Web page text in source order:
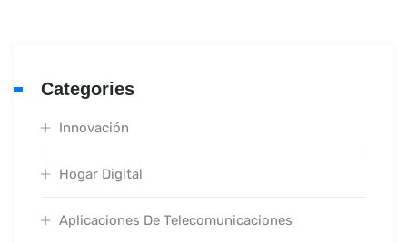
Categories
Innovación
Hogar Digital
Aplicaciones De Telecomunicaciones